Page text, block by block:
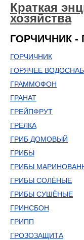
Краткая
хозяйства
ГОРЧИЧНИК -
ГОРЧИЧНИК
ГОРЯЧЕЕ
ГРАММОФОН
ГРАНАТ
ГРЕЙПФРУТ
ГРЕЛКА
ГРИБ ДОМОВЫЙ
ГРИБЫ
ГРИБЫ
ГРИБЫ СОЛЁНЫЕ
ГРИБЫ СУШЁНЫЕ
ГРИНСБОН
ГРИПП
ГРОЗОЗАЩИТА